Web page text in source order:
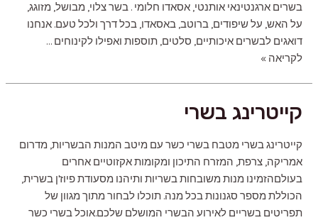
בשרים ארגנטינאי אותנטי, אסאדו חלומי . בשר צלוי, מבושל, מזוגג,
על האש, על שיפודים, ברוטב, באסאדו, בכל דרך ולכל טעם. אנחנו
דואגים לבשרים איכותיים, סלטים, תוספות ואפילו לקינוחים …
קייטרינג
לקריאה »
קייטרינג בשרי
קייטרינג בשרי מטבח בשרי כשר עם מיטב המנות הבשריות, מדרום
אמריקה, צרפת, המזרח התיכון ומקומות אקזוטיים אחרים
בעולםהזמינו מנות משובחות בשריות ותיהנו מסעודת פיוז'ן בשרית,
הכוללת מספר סגנונות בכל מנה. תוכלו לבחור מתוך מגוון של
תפריטים בשריים לאירוע הבשרי המושלם שלכם.‍אוכל בשרי כשר